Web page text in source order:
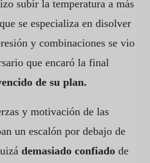
subir la temperatura a más
se especializa en disolver
y combinaciones se vio
que encaró la final
de su plan.
y motivación de las
un escalón por debajo de
demasiado confiado de